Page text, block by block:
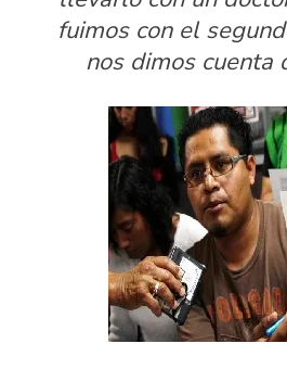
fuimos con el
nos dimos cuenta